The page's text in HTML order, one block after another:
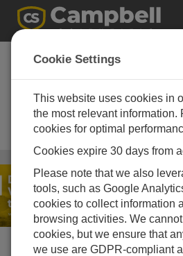
ClimaVue 50 G2 +
Aspen 10 ソリュ
ョン
高度な気象監視のための次世代
IoT ソリューション
/ ClimaVue 50 G2 + Aspen 10 ソ
リンク
Cookie Settings
This website uses cookies in
the most relevant information.
cookies for optimal
Cookies expire 30 days from
Please note that we also
tools, such as Google
cookies to collect information
browsing activities. We
cookies, but we ensure that
we use are GDPR-compliant